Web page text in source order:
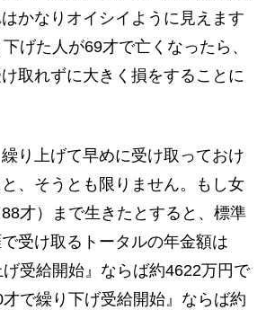
かなりオイシイように見えます
げた人が69才で亡くなったら、
取れずに大きく損をすることに
り上げて早めに受け取っておけ
、そうとも限りません。もし女
才）まで生きたとすると、標準
受け取るトータルの年金額は
げ受給開始』ならば約4622万円で
で繰り下げ受給開始』ならば約